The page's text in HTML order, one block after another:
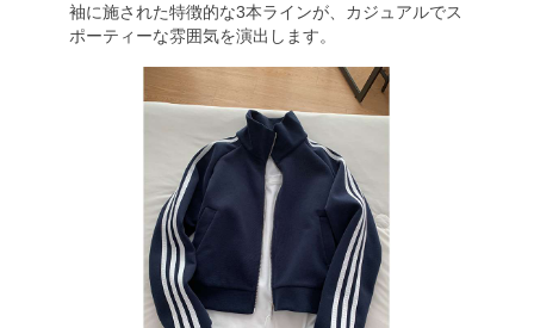
袖に施された特徴的な3本ラインが、カジュアルでス
ポーティーな雰囲気を演出します。